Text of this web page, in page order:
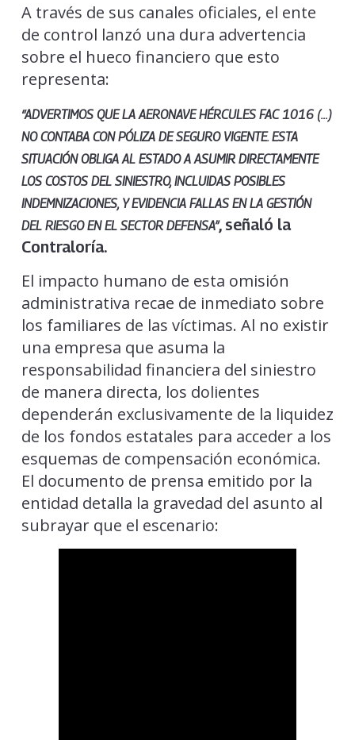
A través de sus canales oficiales, el ente
de control lanzó una dura advertencia
sobre el hueco financiero que esto
representa:
“ADVERTIMOS QUE LA AERONAVE HÉRCULES FAC 1016 (…)
NO CONTABA CON PÓLIZA DE SEGURO VIGENTE. ESTA
SITUACIÓN OBLIGA AL ESTADO A ASUMIR DIRECTAMENTE
LOS COSTOS DEL SINIESTRO, INCLUIDAS POSIBLES
INDEMNIZACIONES, Y EVIDENCIA FALLAS EN LA GESTIÓN
DEL RIESGO EN EL SECTOR DEFENSA”, señaló la
Contraloría.
El impacto humano de esta omisión
administrativa recae de inmediato sobre
los familiares de las víctimas. Al no existir
una empresa que asuma la
responsabilidad financiera del siniestro
de manera directa, los dolientes
dependerán exclusivamente de la liquidez
de los fondos estatales para acceder a los
esquemas de compensación económica.
El documento de prensa emitido por la
entidad detalla la gravedad del asunto al
subrayar que el escenario: